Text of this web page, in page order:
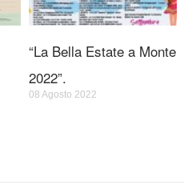
“La Bella Estate a Monte
2022”.
08 Agosto 2022